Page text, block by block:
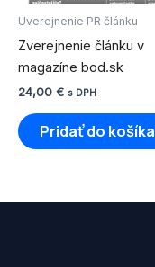
Uverejnenie PR článku
Zverejnenie článku v
magazíne bod.sk
24,00 € s DPH
Pridať do košíka